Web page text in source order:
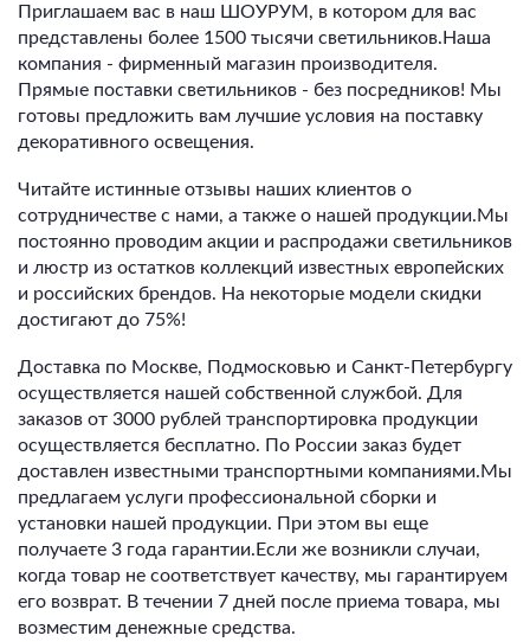
Приглашаем вас в наш ШОУРУМ, в котором для вас
представлены более 1500 тысячи светильников.Наша
компания - фирменный магазин производителя.
Прямые поставки светильников - без посредников! Мы
готовы предложить вам лучшие условия на поставку
декоративного освещения.
Читайте истинные отзывы наших клиентов о
сотрудничестве с нами, а также о нашей продукции.Мы
постоянно проводим акции и распродажи светильников
и люстр из остатков коллекций известных европейских
и российских брендов. На некоторые модели скидки
достигают до 75%!
Доставка по Москве, Подмосковью и Санкт-Петербургу
осуществляется нашей собственной службой. Для
заказов от 3000 рублей транспортировка продукции
осуществляется бесплатно. По России заказ будет
доставлен известными транспортными компаниями.Мы
предлагаем услуги профессиональной сборки и
установки нашей продукции. При этом вы еще
получаете 3 года гарантии.Если же возникли случаи,
когда товар не соответствует качеству, мы гарантируем
его возврат. В течении 7 дней после приема товара, мы
возместим денежные средства.